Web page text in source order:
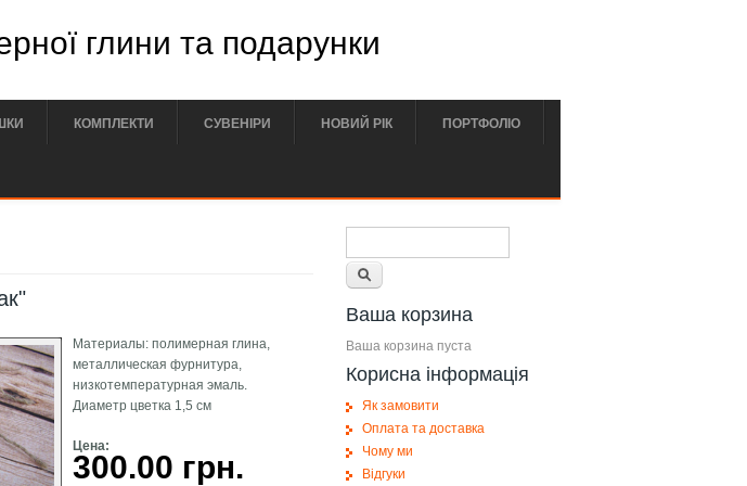
глини та подарунки
КОМПЛЕКТИ СУВЕНІРИ НОВИЙ РІК ПОРТФОЛІО
Материалы: полимерная глина,
металлическая фурнитура,
низкотемпературная эмаль.
Диаметр цветка 1,5 см
Цена:
300.00 грн.
Ваша корзина
Ваша корзина пуста
Корисна інформація
Як замовити
Оплата та доставка
Чому ми
Відгуки